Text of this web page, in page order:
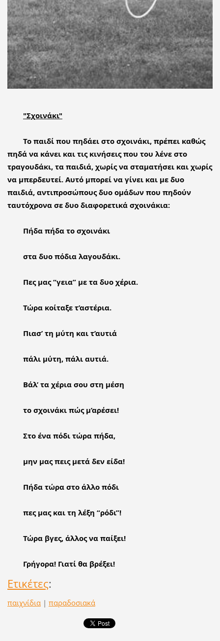
"Σχοινάκι"
Το παιδί που πηδάει στο σχοινάκι, πρέπει καθώς
πηδά να κάνει και τις κινήσεις που του λένε στο
τραγουδάκι, τα παιδιά, χωρίς να σταματήσει και χωρίς
να μπερδευτεί. Αυτό μπορεί να γίνει και με δυο
παιδιά, αντιπροσώπους δυο ομάδων που πηδούν
ταυτόχρονα σε δυο διαφορετικά σχοινάκια:
Πήδα πήδα το σχοινάκι
στα δυο πόδια λαγουδάκι.
Πες μας “γεια” με τα δυο χέρια.
Τώρα κοίταξε τ’αστέρια.
Πιασ’ τη μύτη και τ’αυτιά
πάλι μύτη, πάλι αυτιά.
Βάλ’ τα χέρια σου στη μέση
το σχοινάκι πώς μ’αρέσει!
Στο ένα πόδι τώρα πήδα,
μην μας πεις μετά δεν είδα!
Πήδα τώρα στο άλλο πόδι
πες μας και τη λέξη “ρόδι”!
Τώρα βγες, άλλος να παίξει!
Γρήγορα! Γιατί θα βρέξει!
Ετικέτες:
παιχνίδια | παραδοσιακά